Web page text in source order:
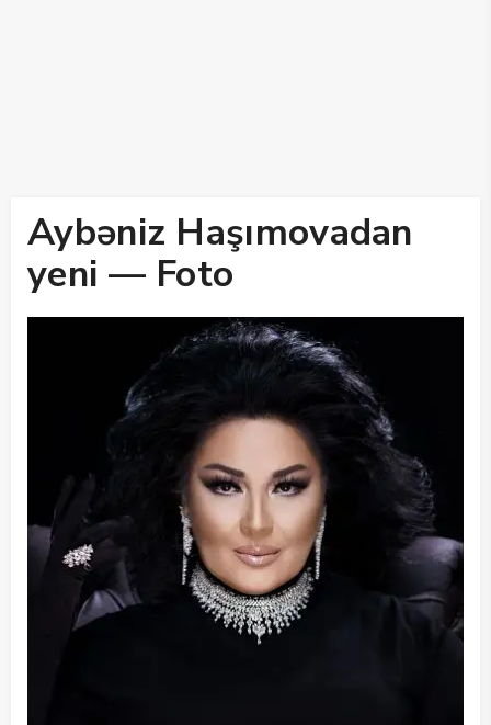
Aybəniz Haşımovadan
yeni — Foto